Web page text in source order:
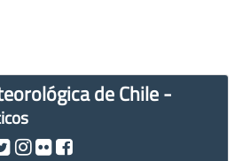
de Chile -